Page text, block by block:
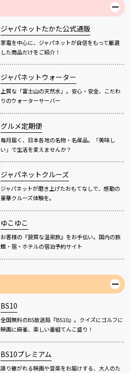
ジャパネットたかた公式通販
家電を中心に、ジャパネットが自信をもって厳選
した商品だけをご紹介！
ジャパネットウォーター
上質な「富士山の天然水」。安心・安全、こだわ
りのウォーターサーバー
グルメ定期便
毎月届く、日本各地の名物・名産品。「美味し
い」で生活を変えませんか？
ジャパネットクルーズ
ジャパネットが磨き上げたおもてなしで、感動の
豪華クルーズ体験を。
ゆこゆこ
お客様の『良質な温泉旅』をお手伝い。国内の旅
館・宿・ホテルの宿泊予約サイト
BS10
全国無料のBS放送局『BS10』。クイズにゴルフに
映画に麻雀、楽しい番組てんこ盛り！
BS10プレミアム
語り継がれる映画や音楽をお届けする、大人のた